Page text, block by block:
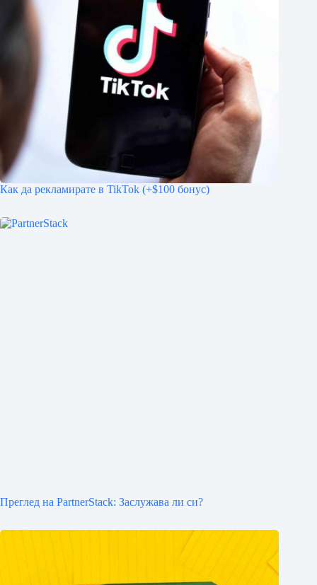
Как да рекламирате в TikTok (+$100 бонус)
Преглед на PartnerStack: Заслужава ли си?